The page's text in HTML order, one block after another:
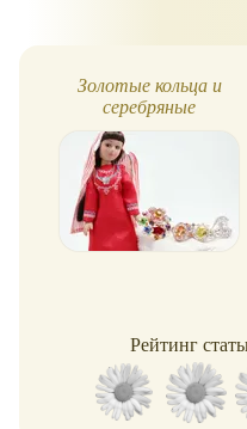
Золотые кольца и
серебряные
Рейтинг